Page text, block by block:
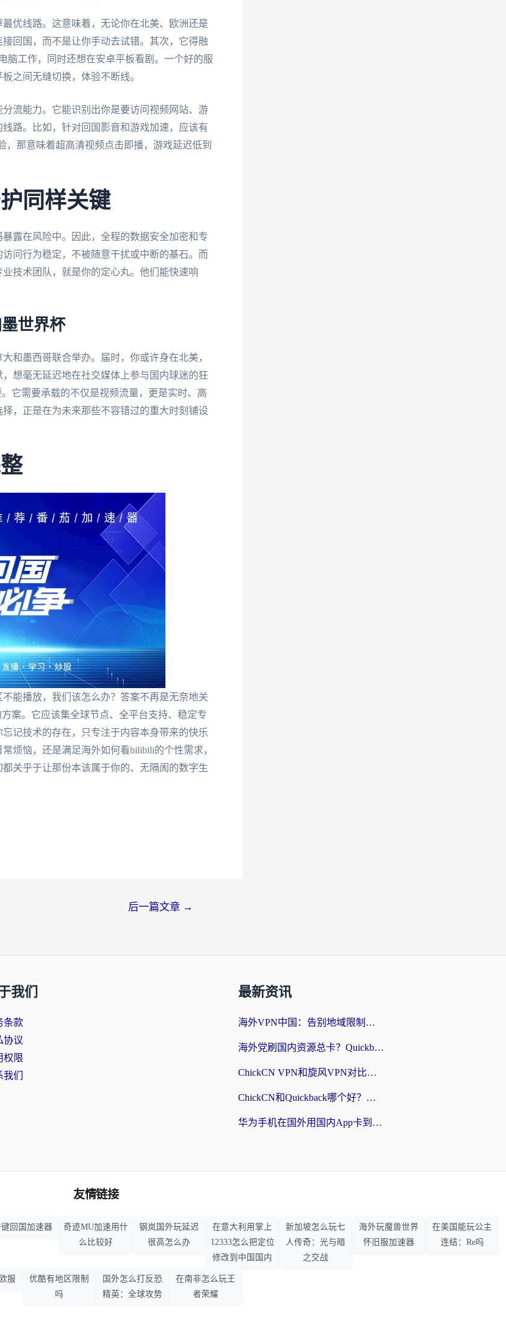
优线路。这意味着，无论你在北美、欧洲还是
回国，而不是让你手动去试错。其次，它得融
脑工作，同时还想在安卓平板看剧。一个好的服
之间无缝切换，体验不断线。
流能力。它能识别出你是要访问视频网站、游
路。比如，针对回国影音和游戏加速，应该有
那意味着超高清视频点击即播，游戏延迟低到
同样关键
露在风险中。因此，全程的数据安全加密和专
问行为稳定，不被随意干扰或中断的基石。而
技术团队，就是你的定心丸。他们能快速响
世界杯
和墨西哥联合举办。届时，你或许身在北美，
想毫无延迟地在社交媒体上参与国内球迷的狂
它需要承载的不仅是视频流量，更是实时、高
，正是在为未来那些不容错过的重大时刻铺设
能播放，我们该怎么办？答案不再是无奈地关
案。它应该集全球节点、全平台支持、稳定专
记技术的存在，只专注于内容本身带来的快乐
烦恼，还是满足海外如何看bilibili的个性需求，
关乎于让那份本该属于你的、无隔阂的数字生
后一篇文章 →
我们
条款
协议
权限
们
最新资讯
海外VPN中国：告别地域限制，留学生与华人如何轻松刷国内剧、玩国服？
海外党刷国内资源总卡？Quickback和采集蜂好用吗？这篇指南帮你避坑
ChickCN VPN和旋风VPN对比哪个回国效果更好？海外党亲测实用指南
ChickCN和Quickback哪个好？海外党亲测回国加速器，轻松解锁国内资源（附避坑指南）
华为手机在国外用国内App卡到崩溃？这篇加速器指南帮你无缝刷剧打游戏
友情链接
回国加速器
奇迹MU加速用什
么比较好
钢岚国外玩延迟
很高怎么办
在意大利用掌上
12333怎么把定位
修改到中国国内
新加坡怎么玩七
人传奇：光与暗
之交战
海外玩魔兽世界
怀旧服加速器
在美国能玩公主
连结：Re吗
服
优酷有地区限制
吗
国外怎么打反恐
精英：全球攻势
在南非怎么玩王
者荣耀